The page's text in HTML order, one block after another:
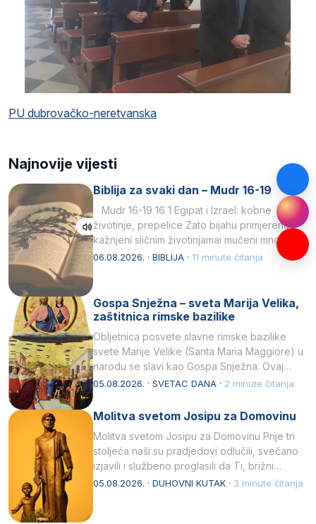
PU dubrovačko-neretvanska
Najnovije vijesti
Biblija za svaki dan – Mudr 16-19
Mudr 16-19 16 1 Egipat i Izrael: kobne
životinje, prepelice Zato bijahu primjereno
kažnjeni sličnim životinjamai mučeni mnoštvom
kukaca.2 A narod…
06.08.2026. · BIBLIJA · 11 minute čitanja
Gospa Snježna – sveta Marija Velika,
zaštitnica rimske bazilike
Obljetnica posvete slavne rimske bazilike
svete Marije Velike (Santa Maria Maggiore) u
narodu se slavi kao Gospa Snježna. Ovaj
naziv, Sancta Maria…
05.08.2026. · SVETAC DANA · 2 minute čitanja
Molitva svetom Josipu za Domovinu
Molitva svetom Josipu za Domovinu Prije tri
stoljeća naši su pradjedovi odlučili, svečano
izjavili i službeno proglasili da Ti, brižni
Poočime Isusov,…
05.08.2026. · DUHOVNI KUTAK · 3 minute čitanja